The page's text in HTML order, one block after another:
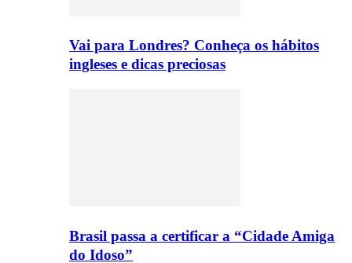
Vai para Londres? Conheça os hábitos
ingleses e dicas preciosas
Brasil passa a certificar a “Cidade Amiga
do Idoso”